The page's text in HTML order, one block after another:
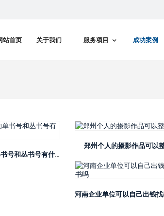
站首页 关于我们 服务项目 成功案例
河南评职称出书中的单书号和丛书号有什么区别？
郑州个人的摄影作品可以